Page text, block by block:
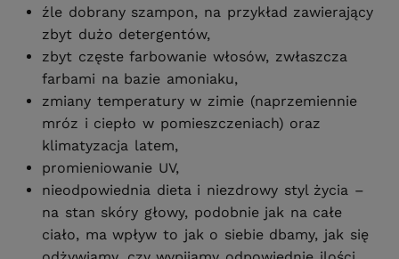
źle dobrany szampon, na przykład zawierający
zbyt dużo detergentów,
zbyt częste farbowanie włosów, zwłaszcza
farbami na bazie amoniaku,
zmiany temperatury w zimie (naprzemiennie
mróz i ciepło w pomieszczeniach) oraz
klimatyzacja latem,
promieniowanie UV,
nieodpowiednia dieta i niezdrowy styl życia –
na stan skóry głowy, podobnie jak na całe
ciało, ma wpływ to jak o siebie dbamy, jak się